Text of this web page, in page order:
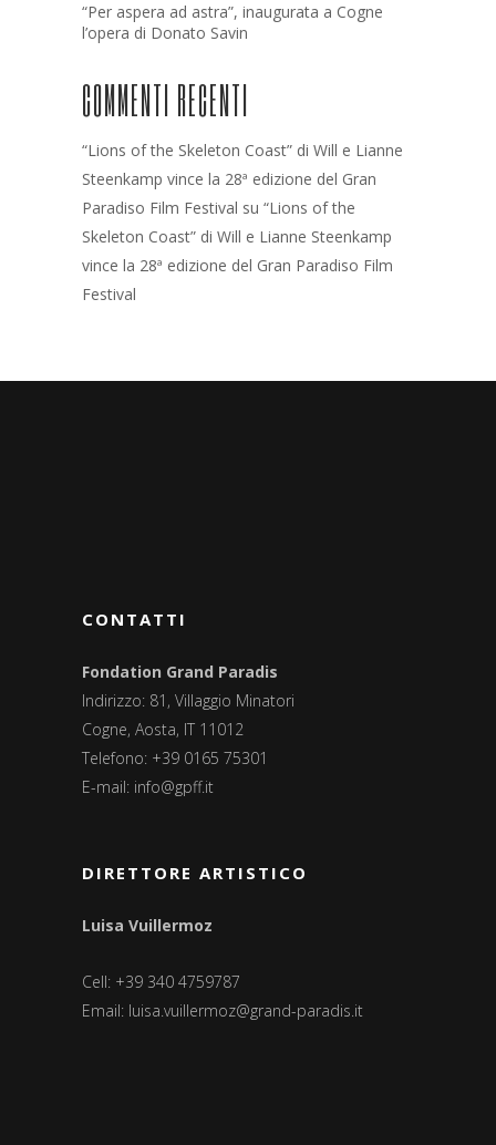
“Per aspera ad astra”, inaugurata a Cogne
l’opera di Donato Savin
COMMENTI RECENTI
“Lions of the Skeleton Coast” di Will e Lianne
Steenkamp vince la 28ª edizione del Gran
Paradiso Film Festival su “Lions of the
Skeleton Coast” di Will e Lianne Steenkamp
vince la 28ª edizione del Gran Paradiso Film
Festival
CONTATTI
Fondation Grand Paradis
Indirizzo: 81, Villaggio Minatori
Cogne, Aosta, IT 11012
Telefono: +39 0165 75301
E-mail: info@gpff.it
DIRETTORE ARTISTICO
Luisa Vuillermoz
Cell: +39 340 4759787
Email: luisa.vuillermoz@grand-paradis.it